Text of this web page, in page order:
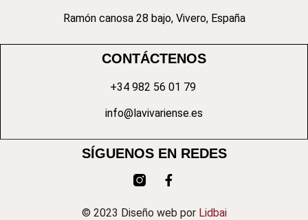
Ramón canosa 28 bajo, Vivero, España
CONTÁCTENOS
+34 982 56 01 79
info@lavivariense.es
SÍGUENOS EN REDES
© 2023 Diseño web por Lidbai